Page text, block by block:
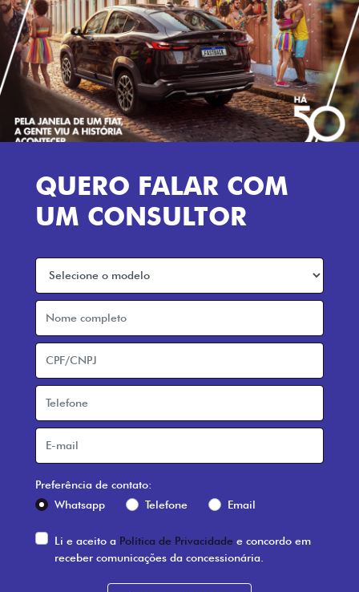
QUERO FALAR COM
UM CONSULTOR
Preferência de contato:
Whatsapp
Telefone Email
Li e aceito a Política de Privacidade e concordo em
receber comunicações da concessionária.